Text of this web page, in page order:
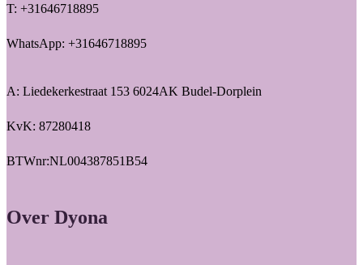
T: +31646718895
WhatsApp: +31646718895
A: Liedekerkestraat 153 6024AK Budel-Dorplein
KvK: 87280418
BTWnr:NL004387851B54
Over Dyona